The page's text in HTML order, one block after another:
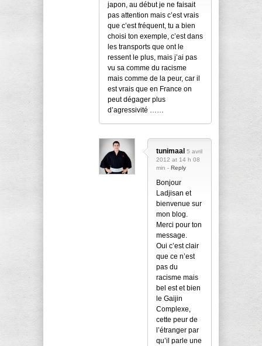
japon, au début je ne faisait
pas attention mais c’est vrais
que c’est fréquent, tu a bien
choisi ton exemple, c’est dans
les transports que ont le
ressent le plus, mais j’ai pas
vu sa comme du racisme
mais comme de la peur, car il
est vrais que en France on
peut dégager plus
d’agressivité ……
tunimaal 5 avril
2012 at 14 h 08
min - Reply
Bonjour
Ladjisan et
bienvenue sur
mon blog.
Merci pour ton
message.
Oui c’est clair
que ce n’est
pas du
racisme mais
bel est et bien
le Gaijin
Complexe,
cette peur de
l’étranger par
qu’il parle une